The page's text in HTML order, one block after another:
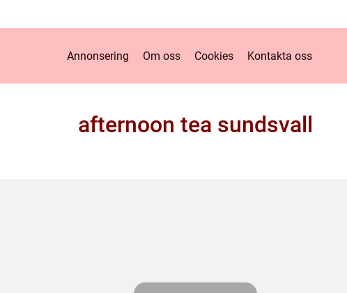
Annonsering Om oss Cookies Kontakta oss
afternoon tea sundsvall